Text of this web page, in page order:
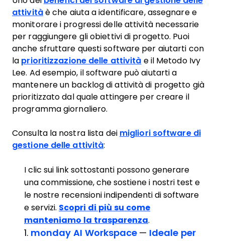
attivitàè che aiuta a identificare, assegnare e
monitorare i progressi delle attività necessarie
per raggiungere gli obiettivi di progetto. Puoi
anche sfruttare questi software per aiutarti con
la prioritizzazione delle attività e il Metodo Ivy
Lee. Ad esempio, il software può aiutarti a
mantenere un backlog di attività di progetto già
prioritizzato dal quale attingere per creare il
programma giornaliero.
Consulta la nostra lista dei migliori software di
gestione delle attività:
I clic sui link sottostanti possono generare
una commissione, che sostiene i nostri test e
le nostre recensioni indipendenti di software
e servizi. Scopri di più su come
manteniamo la trasparenza.
1. monday AI Workspace — Ideale per